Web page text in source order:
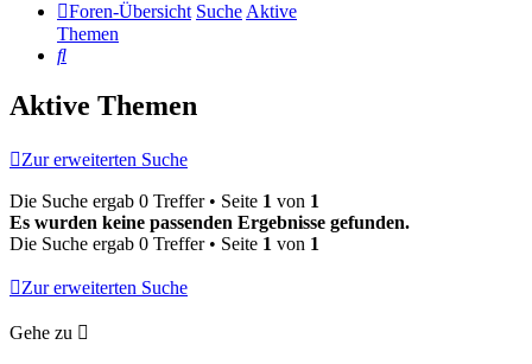
Foren-Übersicht SucheAktive
Themen
Suche
Aktive Themen
Zur erweiterten Suche
Die Suche ergab 0 Treffer • Seite 1 von 1
Es wurden keine passenden Ergebnisse gefunden.
Die Suche ergab 0 Treffer • Seite 1 von 1
Zur erweiterten Suche
Gehe zu